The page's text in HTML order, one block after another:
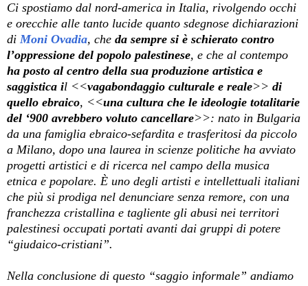
Ci spostiamo dal nord-america in Italia, rivolgendo occhi
e orecchie alle tanto lucide quanto sdegnose dichiarazioni
diMoni Ovadia, che da sempre si è schierato contro
l’oppressione del popolo palestinese, e che al contempo
ha posto al centro della sua produzione artistica e
saggistica il <<vagabondaggio culturale e reale>> di
quello ebraico, <<una cultura che le ideologie totalitarie
del ‘900 avrebbero voluto cancellare>>: nato in Bulgaria
da una famiglia ebraico-sefardita e trasferitosi da piccolo
a Milano, dopo una laurea in scienze politiche ha avviato
progetti artistici e di ricerca nel campo della musica
etnica e popolare. È uno degli artisti e intellettuali italiani
che più si prodiga nel denunciare senza remore, con una
franchezza cristallina e tagliente gli abusi nei territori
palestinesi occupati portati avanti dai gruppi di potere
“giudaico-cristiani”.
Nella conclusione di questo “saggio informale” andiamo